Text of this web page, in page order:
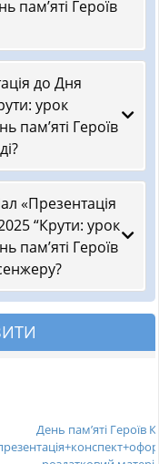
пам’яті Героїв
до Дня
урок
пам’яті Героїв
«Презентація
“Крути: урок
пам’яті Героїв